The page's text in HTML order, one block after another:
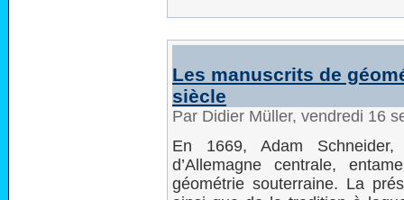
Les manuscrits de
siècle
Par Didier Müller, vendredi 16
En 1669, Adam
d’Allemagne centrale,
géométrie souterraine. La